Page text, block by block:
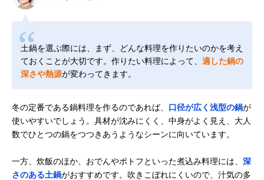
土鍋を選ぶ際には、まず、どんな料理を作りたいのかを考え
ておくことが大切です。作りたい料理によって、 適した鍋の
深さや熱源が変わってきます。
冬の定番である鍋料理を作るのであれば、 口径が広く浅型の鍋が
使いやすいでしょう。具材が沈みにくく、中身がよく見え、大人
数でひとつの鍋をつつきあうようなシーンに向いています。
一方、炊飯のほか、おでんやポトフといった煮込み料理には、 深
さのある土鍋がおすすめです。吹きこぼれにくいので、汁気の多